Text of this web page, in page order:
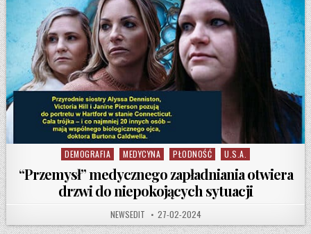
Posted in
DEMOGRAFIA MEDYCYNA PŁODNOŚĆ U.S.A.
“Przemysł” medycznego zapładniania otwiera
drzwi do niepokojących sytuacji
AUTHOR:
NEWSEDIT PUBLISHED DATE:
27-02-2024